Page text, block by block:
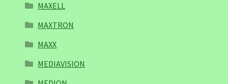
MAXELL
MAXTRON
MAXX
MEDIAVISION